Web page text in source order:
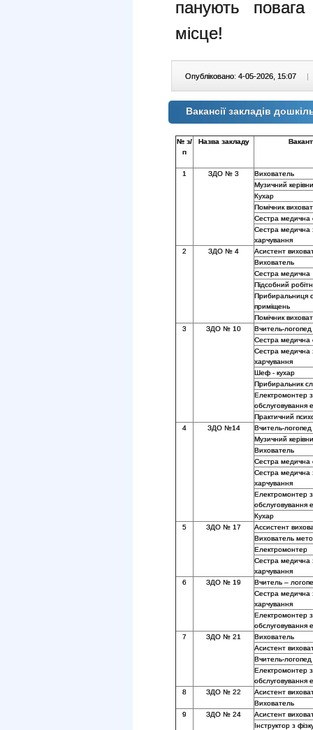
панують
місце!
Опубліковано: 4-05-2026, 15:07 |
Вакансії закладів
№ з/
п
Назва закладу
1 ЗДО № 3
Вихователь
Музичний
Кухар
Помічник
Сестра медична
Сестра медична
харчування
2
ЗДО № 4
Асистент
Вихователь
Сестра медична
Підсобний
Прибиральниця
приміщень
Помічник
3
ЗДО № 10
Вчитель-логопед
Сестра медична
Сестра медична
харчування
Шеф - кухар
Прибиральник
Електромонтер
обслуговування
Практичний
4
ЗДО №14
Вчитель-логопед
Музичний
Вихователь
Сестра медична
Сестра медична
харчування
Електромонтер
обслуговування
Кухар
5
ЗДО № 17
Ассистент
Вихователь
Електромонтер
Сестра медична
харчування
6
ЗДО № 19
Вчитель –
Сестра медична
харчування
Електромонтер
обслуговування
7
ЗДО № 21
Вихователь
Асистент
Вчитель-логопед
Електромонтер
обслуговування
8
ЗДО № 22
Асистент
Вихователь
9
ЗДО № 24
Асистент
Інструктор з